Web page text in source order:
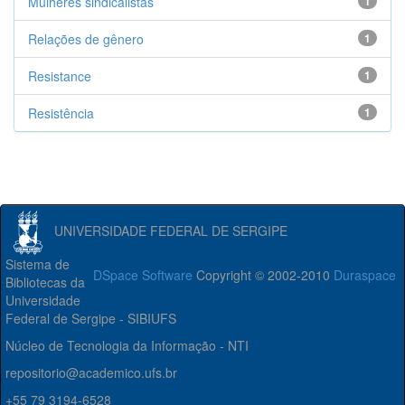
1
Relações de gênero
1
Resistance
1
Resistência
UNIVERSIDADE FEDERAL DE SERGIPE
DSpace Software Copyright © 2002-2010 Duraspace
Sistema de
Bibliotecas da
Universidade
Federal de Sergipe - SIBIUFS
Núcleo de Tecnologia da Informação - NTI
repositorio@academico.ufs.br
+55 79 3194-6528